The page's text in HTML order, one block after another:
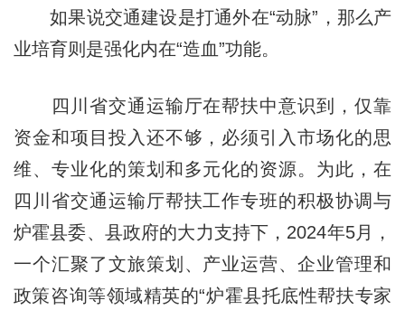
如果说交通建设是打通外在“动脉”，那么产
业培育则是强化内在“造血”功能。
四川省交通运输厅在帮扶中意识到，仅靠
资金和项目投入还不够，必须引入市场化的思
维、专业化的策划和多元化的资源。为此，在
四川省交通运输厅帮扶工作专班的积极协调与
炉霍县委、县政府的大力支持下，2024年5月，
一个汇聚了文旅策划、产业运营、企业管理和
政策咨询等领域精英的“炉霍县托底性帮扶专家